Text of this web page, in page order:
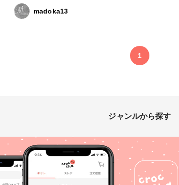
#ハンドメイド好きな人と繋がりたい
#アクセサリー作家 #フラワーアクセ
madoka13
1
ジャンルから探す